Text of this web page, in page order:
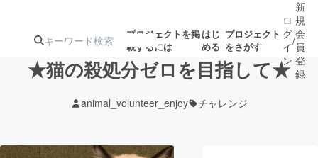
プロジェクトを掲
載するには
はじ
める
プロジェクト
をさがす
ロ
グ
イ
ン
/
新
規
会
員
登
録
★猫の殺処分ゼロを目指して★
animal_volunteer_enjoy チャレンジ